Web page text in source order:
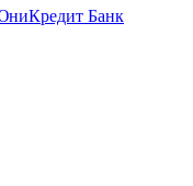
Банк